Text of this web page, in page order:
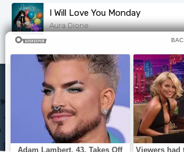
I Will Love You Monday
Aura Dione
Исполнители
Политика
Читать книги
© slova-pesni.com 2020 - 2026 По
оброащайтесь на почту